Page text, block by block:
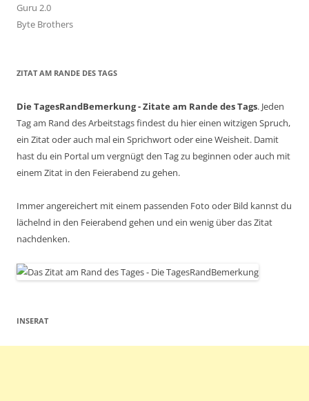
Guru 2.0
Byte Brothers
ZITAT AM RANDE DES TAGS
Die TagesRandBemerkung - Zitate am Rande des Tags. Jeden
Tag am Rand des Arbeitstags findest du hier einen witzigen Spruch,
ein Zitat oder auch mal ein Sprichwort oder eine Weisheit. Damit
hast du ein Portal um vergnügt den Tag zu beginnen oder auch mit
einem Zitat in den Feierabend zu gehen.
Immer angereichert mit einem passenden Foto oder Bild kannst du
lächelnd in den Feierabend gehen und ein wenig über das Zitat
nachdenken.
INSERAT